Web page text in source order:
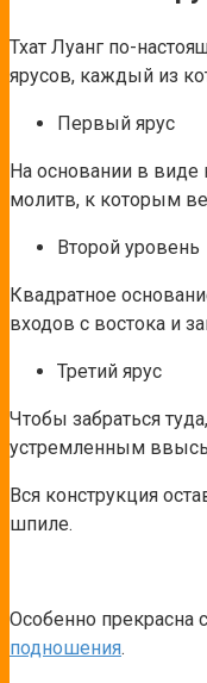
Тхат Луанг по-
ярусов, каждый из
Первый ярус
На основании в виде
молитв, к которым
Второй уровень
Квадратное
входов с востока и
Третий ярус
Чтобы забраться
устремленным ввысь
Вся конструкция
шпиле.
Особенно прекрасна
подношения.